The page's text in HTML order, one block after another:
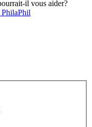
il vous aider?
PhilaPhil